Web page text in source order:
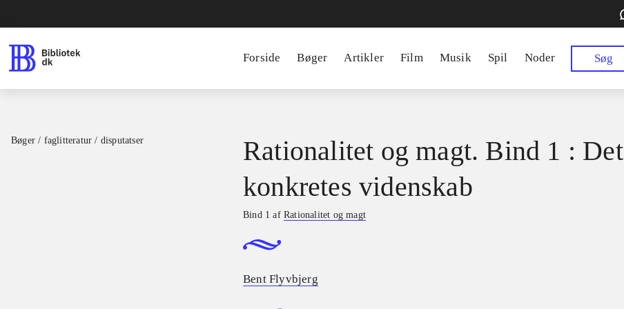
Forside Bøger Artikler Film Musik Spil Noder Søg
Bøger / faglitteratur / disputatser
Rationalitet og magt. Bind 1 : Det
konkretes videnskab
Bind 1 afRationalitet og magt
Bent Flyvbjerg